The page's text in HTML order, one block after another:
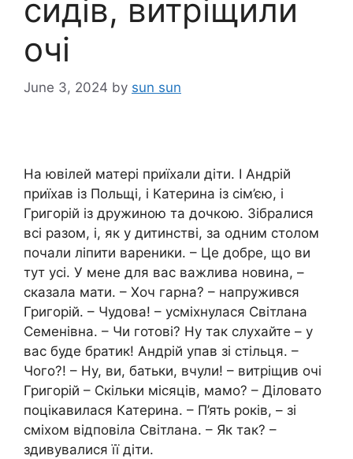
сидів, витріщили
очі
June 3, 2024 by sun sun
На ювілей матері приїхали діти. І Андрій
приїхав із Польщі, і Катерина із сім’єю, і
Григорій із дружиною та дочкою. Зібралися
всі разом, і, як у дитинстві, за одним столом
почали ліпити вареники. – Це добре, що ви
тут усі. У мене для вас важлива новина, –
сказала мати. – Хоч гарна? – напружився
Григорій. – Чудова! – усміхнулася Світлана
Семенівна. – Чи готові? Ну так слухайте – у
вас буде братик! Андрій упав зі стільця. –
Чого?! – Ну, ви, батьки, вчули! – витріщив очі
Григорій – Скільки місяців, мамо? – Діловато
поцікавилася Катерина. – П’ять років, – зі
сміхом відповіла Світлана. – Як так? –
здивувалися її діти.